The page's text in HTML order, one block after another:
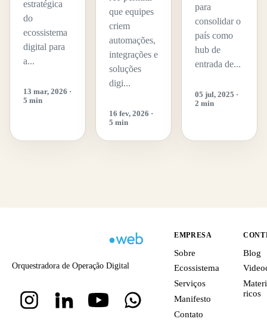
estratégica
do
ecossistema
digital para
a...
13 mar, 2026 ·
5 min
que equipes
criem
automações,
integrações e
soluções
digi...
16 fev, 2026 ·
5 min
para
consolidar o
país como
hub de
entrada de...
05 jul, 2025 ·
2 min
Orquestradora de Operação Digital
EMPRESA
Sobre
Ecossistema
Serviços
Manifesto
Contato
Blog
ricos